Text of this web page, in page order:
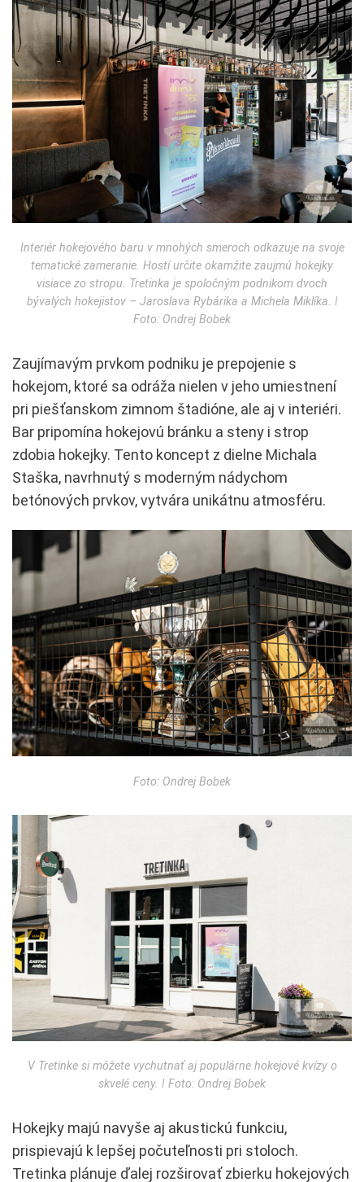
Interiér hokejového baru v mnohých smeroch odkazuje na svoje
tematické zameranie. Hostí určite okamžite zaujmú hokejky
visiace zo stropu. Tretinka je spoločným podnikom dvoch
bývalých hokejistov – Jaroslava Rybárika a Michela Miklíka. ǀ
Foto: Ondrej Bobek
Zaujímavým prvkom podniku je prepojenie s
hokejom, ktoré sa odráža nielen v jeho umiestnení
pri piešťanskom zimnom štadióne, ale aj v interiéri.
Bar pripomína hokejovú bránku a steny i strop
zdobia hokejky. Tento koncept z dielne Michala
Staška, navrhnutý s moderným nádychom
betónových prvkov, vytvára unikátnu atmosféru.
Foto: Ondrej Bobek
V Tretinke si môžete vychutnať aj populárne hokejové kvízy o
skvelé ceny. ǀ Foto: Ondrej Bobek
Hokejky majú navyše aj akustickú funkciu,
prispievajú k lepšej počuteľnosti pri stoloch.
Tretinka plánuje ďalej rozširovať zbierku hokejových